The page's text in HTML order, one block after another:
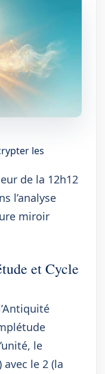
les
de la 12h12
l’analyse
miroir
et Cycle
le
le 2 (la